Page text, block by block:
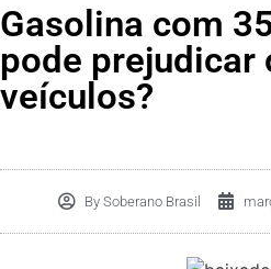
Gasolina com
pode prejudicar
veículos?
By Soberano Brasil